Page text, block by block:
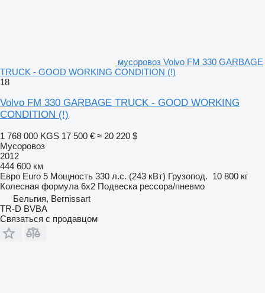
мусоровоз Volvo FM 330 GARBAGE
TRUCK - GOOD WORKING CONDITION (!)
18
Volvo FM 330 GARBAGE TRUCK - GOOD WORKING
CONDITION (!)
1 768 000 KGS 17 500 € ≈ 20 220 $
Мусоровоз
2012
444 600 км
Евро Euro 5 Мощность 330 л.с. (243 кВт) Грузопод. 10 800 кг
Колесная формула 6x2 Подвеска рессора/пневмо
Бельгия, Bernissart
TR-D BVBA
Связаться с продавцом